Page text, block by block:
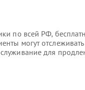
по всей РФ,
могут отслеживать
для